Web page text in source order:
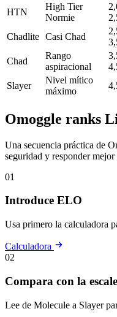
HTN
High Tier
Normie
Chadlite Casi Chad
Chad
Rango
aspiracional
Slayer
Nivel mítico
máximo
Omoggle ranks
Una secuencia práctica de
seguridad y responder
01
Introduce ELO
Usa primero la calculadora
Calculadora
02
Compara con la
Lee de Molecule a Slayer